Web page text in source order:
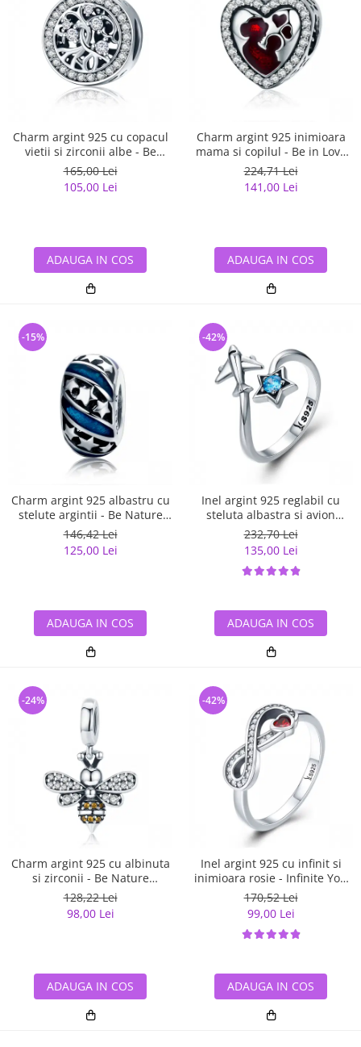
Charm argint 925 cu copacul
vietii si zirconii albe - Be
Nature PST0120
165,00 Lei
105,00 Lei
ADAUGA IN COS
Charm argint 925 inimioara
mama si copilul - Be in Love
PST0122
224,71 Lei
141,00 Lei
ADAUGA IN COS
Charm argint 925 albastru cu
stelute argintii - Be Nature
PST0123
146,42 Lei
125,00 Lei
-15%
ADAUGA IN COS
Inel argint 925 reglabil cu
steluta albastra si avion
argintiu - Be Nature IST0047
232,70 Lei
135,00 Lei
-42%
ADAUGA IN COS
Charm argint 925 cu albinuta
si zirconii - Be Nature
PST0143
128,22 Lei
98,00 Lei
-24%
ADAUGA IN COS
Inel argint 925 cu infinit si
inimioara rosie - Infinite You
IST0062
170,52 Lei
99,00 Lei
-42%
ADAUGA IN COS